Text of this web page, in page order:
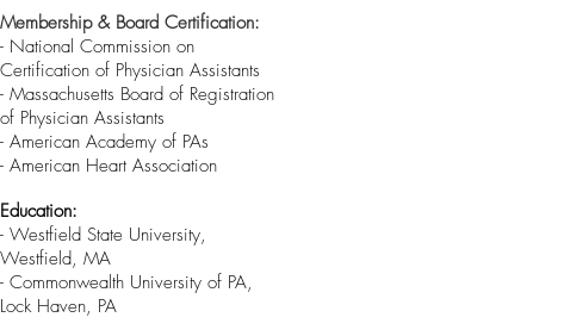
Membership & Board Certification:
- National Commission on
Certification of Physician Assistants
- Massachusetts Board of Registration
of Physician Assistants
- American Academy of PAs
- American Heart Association
Education:
- Westfield State University,
Westfield, MA
- Commonwealth University of PA,
Lock Haven, PA